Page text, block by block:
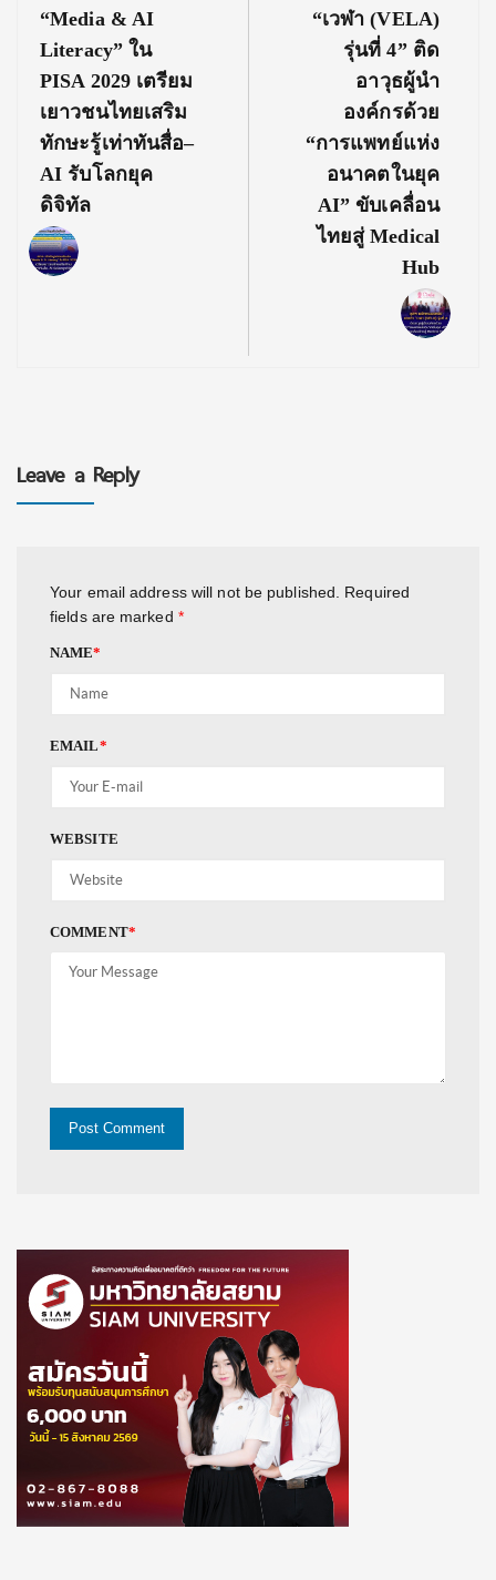
“Media & AI
Literacy” ใน
PISA 2029 เตรียม
เยาวชนไทยเสริม
ทักษะรู้เท่าทันสื่อ–
AI รับโลกยุค
ดิจิทัล
“เวฬา (VELA)
รุ่นที่ 4” ติด
อาวุธผู้นำ
องค์กรด้วย
“การแพทย์แห่ง
อนาคตในยุค
AI” ขับเคลื่อน
ไทยสู่ Medical
Hub
Leave a Reply
Your email address will not be published.
Required
fields are marked *
NAME*
EMAIL*
WEBSITE
COMMENT*